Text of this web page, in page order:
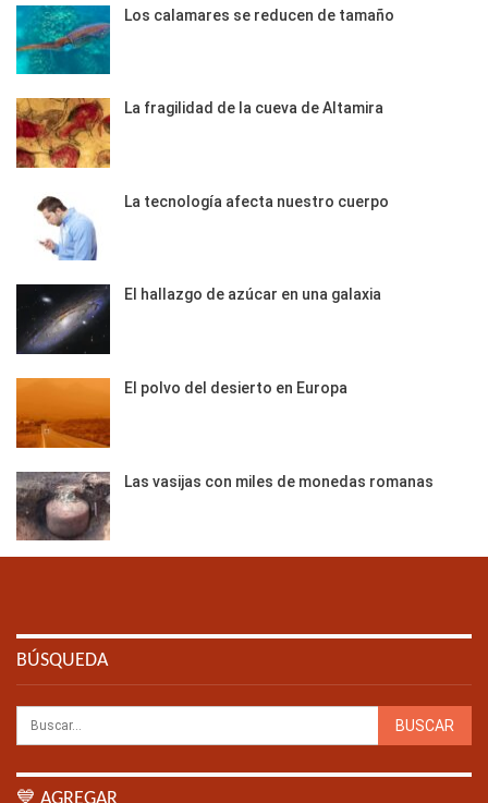
Los calamares se reducen de tamaño
La fragilidad de la cueva de Altamira
La tecnología afecta nuestro cuerpo
El hallazgo de azúcar en una galaxia
El polvo del desierto en Europa
Las vasijas con miles de monedas romanas
BÚSQUEDA